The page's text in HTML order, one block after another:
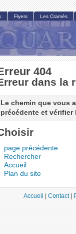
404
dans la
Le chemin que vous
précédente et
page précédente
Rechercher
Accueil
Plan du site
Flyers Les Cramés
Accueil|Contact|